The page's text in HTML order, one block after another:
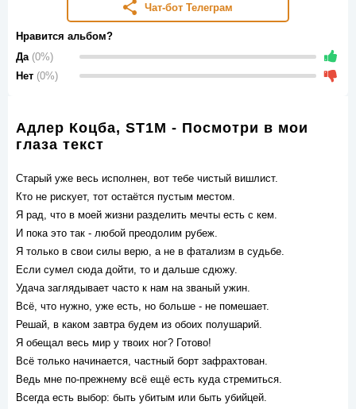
Чат-бот Телеграм
Нравится альбом?
Да (0%)
Нет (0%)
Адлер Коцба, ST1M - Посмотри в мои
глаза текст
Старый уже весь исполнен, вот тебе чистый вишлист.
Кто не рискует, тот остаётся пустым местом.
Я рад, что в моей жизни разделить мечты есть с кем.
И пока это так - любой преодолим рубеж.
Я только в свои силы верю, а не в фатализм в судьбе.
Если сумел сюда дойти, то и дальше сдюжу.
Удача заглядывает часто к нам на званый ужин.
Всё, что нужно, уже есть, но больше - не помешает.
Решай, в каком завтра будем из обоих полушарий.
Я обещал весь мир у твоих ног? Готово!
Всё только начинается, частный борт зафрахтован.
Ведь мне по-прежнему всё ещё есть куда стремиться.
Всегда есть выбор: быть убитым или быть убийцей.